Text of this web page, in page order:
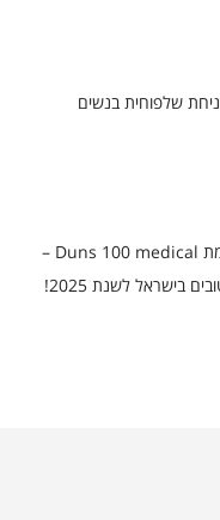
פרופ’ דוד גורדון נבחר לרשימת Duns 100 medical –
בישראל לשנת 2025!